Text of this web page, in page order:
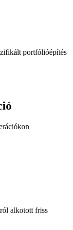
portfólióépítés
alkotott friss